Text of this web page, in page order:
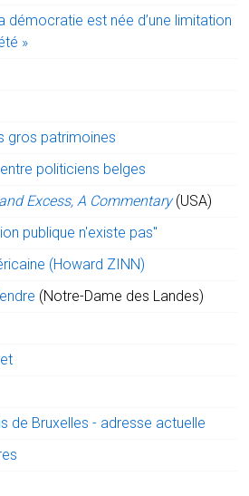
démocratie est née d’une limitation
»
gros patrimoines
politiciens belges
Excess, A Commentary (USA)
publique n'existe pas"
(Howard ZINN)
(Notre-Dame des Landes)
de Bruxelles - adresse actuelle